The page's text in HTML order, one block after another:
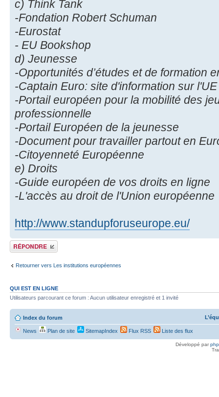
c) Think Tank
-Fondation Robert Schuman
-Eurostat
- EU Bookshop
d) Jeunesse
-Opportunités d’études et de formation
-Captain Euro: site d'information sur
-Portail européen pour la mobilité des
professionnelle
-Portail Européen de la jeunesse
-Document pour travailler partout en
-Citoyenneté Européenne
e) Droits
-Guide européen de vos droits en ligne
-L'accès au droit de l'Union européenne
http://www.standupforuseurope.eu/
Répondre
Retourner vers Les institutions européennes
QUI EST EN LIGNE
Utilisateurs parcourant ce forum : Aucun utilisateur enregistré et 1 invité
Index du forum
News Plan de site SitemapIndex Flux RSS Liste des flux
Développé par